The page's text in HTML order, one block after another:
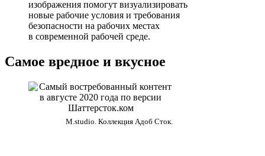
изображения помогут визуализировать
новые рабочие условия и требования
безопасности на рабочих местах
в современной рабочей среде.
Самое вредное и вкусное
M.studio. Коллекция Адоб Сток.